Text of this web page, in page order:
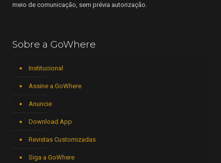
meio de comunicação, sem prévia autorização.
Sobre a GoWhere
Institucional
Assine a GoWhere
Anuncie
Download App
Revistas Customizadas
Siga a GoWhere